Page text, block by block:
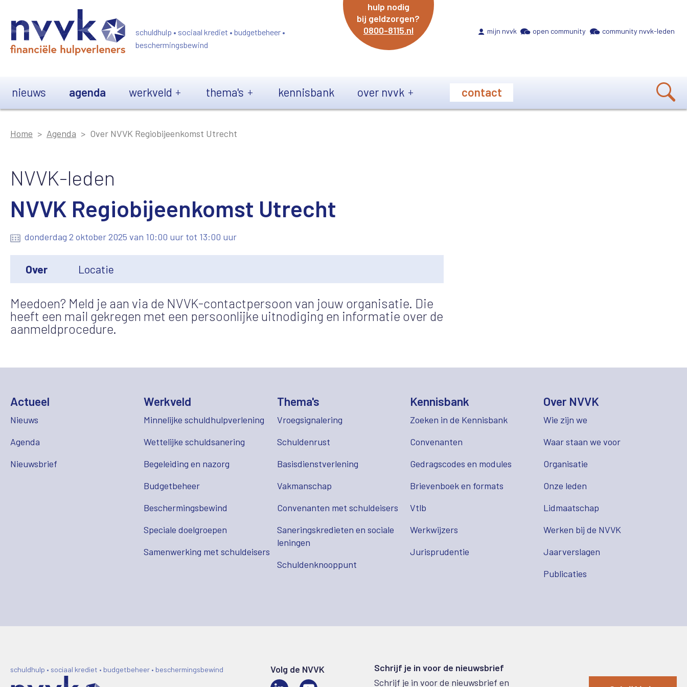
schuldhulp • sociaal krediet • budgetbeheer •
beschermingsbewind
hulp nodig
bij geldzorgen?
0800-8115.nl
mijn nvvk open community community nvvk-leden
nieuws agenda werkveld thema's kennisbank over nvvk contact
Home Agenda Over NVVK Regiobijeenkomst Utrecht
NVVK-leden
NVVK Regiobijeenkomst Utrecht
donderdag 2 oktober 2025 van 10:00 uur tot 13:00 uur
Over Locatie
Meedoen? Meld je aan via de NVVK-contactpersoon van jouw organisatie. Die
heeft een mail gekregen met een persoonlijke uitnodiging en informatie over de
aanmeldprocedure.
Actueel
Nieuws
Agenda
Nieuwsbrief
Werkveld
Minnelijke schuldhulpverlening
Wettelijke schuldsanering
Begeleiding en nazorg
Budgetbeheer
Beschermingsbewind
Speciale doelgroepen
Samenwerking met schuldeisers
Thema's
Vroegsignalering
Schuldenrust
Basisdienstverlening
Vakmanschap
Convenanten met schuldeisers
Saneringskredieten en sociale
leningen
Schuldenknooppunt
Kennisbank
Zoeken in de Kennisbank
Convenanten
Gedragscodes en modules
Brievenboek en formats
Vtlb
Werkwijzers
Jurisprudentie
Over NVVK
Wie zijn we
Waar staan we voor
Organisatie
Onze leden
Lidmaatschap
Werken bij de NVVK
Jaarverslagen
Publicaties
schuldhulp • sociaal krediet • budgetbeheer • beschermingsbewind
Volg de NVVK
Schrijf je in voor de nieuwsbrief
Schrijf je in voor de nieuwsbrief en